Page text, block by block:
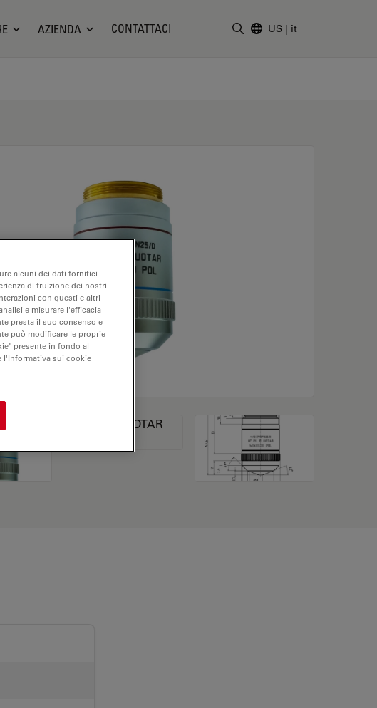
AZIENDA CONTATTACI US | it
alcuni dei dati fornitici
di fruizione dei nostri
con questi e altri
e misurare l'efficacia
presta il suo consenso e
può modificare le proprie
presente in fondo al
l'Informativa sui cookie